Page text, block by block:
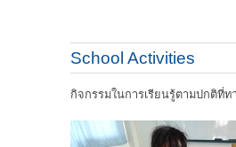
School Activities
กิจกรรมในการเรียนรู้ตามปกติที่ท